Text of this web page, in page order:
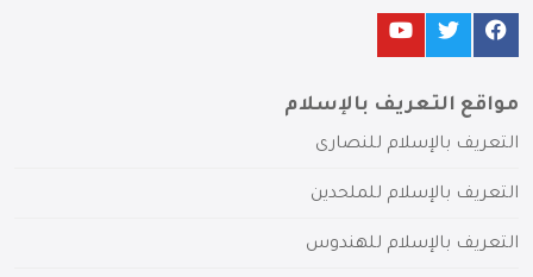
مواقع التعريف بالإسلام
التعريف بالإسلام للنصارى
التعريف بالإسلام للملحدين
التعريف بالإسلام للهندوس